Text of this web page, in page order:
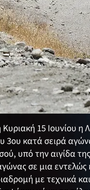
15 Ιουνίου η
3ου κατά σειρά
υπό την αιγίδα
σε μια εντελώς
με τεχνικά